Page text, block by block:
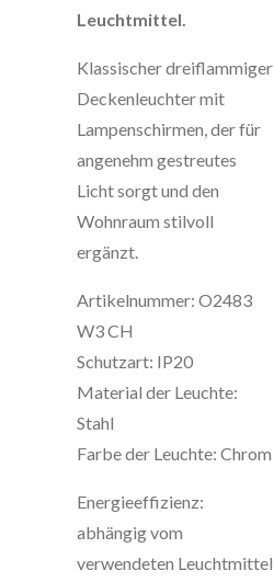
Leuchtmittel.
Klassischer dreiflammiger
Deckenleuchter mit
Lampenschirmen, der für
angenehm gestreutes
Licht sorgt und den
Wohnraum stilvoll
ergänzt.
Artikelnummer: O2483
W3 CH
Schutzart: IP20
Material der Leuchte:
Stahl
Farbe der Leuchte: Chrom
Energieeffizienz:
abhängig vom
verwendeten Leuchtmittel